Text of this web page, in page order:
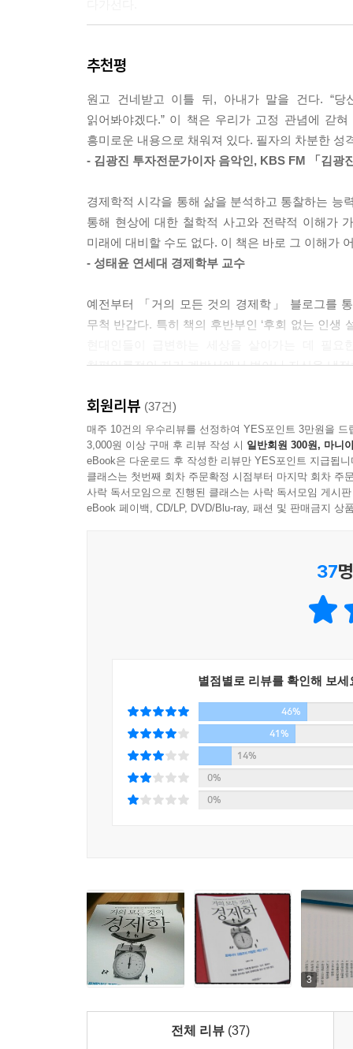
기한 결과이기 때문이다. 모든 자기 계발과 투자
다. ---p.226, 옥주현을 위한 변명
클린트 이스트우드가 멋진 건 그가 삶과 사람에
한 말이 아니라 행동으로 자신의 애티튜드를 보
기 위해서가 아니라 자기 자신 때문이다. 그것이
하다. ---p.248, 태도의 기술
눈치 빠른 사람이라면 알아챘겠지만, 연애라는
국 연애는 ‘내 가치를 잘 아는 사람은 나 자신’이
고, 명료하기로 이름난 사람은 카사노바다.
목소리가 뚜렷한 현직 트레이더 김동조의 까칠
추천평
원고 건네받고 이틀 뒤, 아내가 말을 건다. “
읽어봐야겠다.” 이 책은 우리가 고정 관념에 갇
흥미로운 내용으로 채워져 있다. 필자의 차분한 성
- 김광진 투자전문가이자 음악인, KBS FM 「김광
경제학적 시각을 통해 삶을 분석하고 통찰하는 능
통해 현상에 대한 철학적 사고와 전략적 이해가
미래에 대비할 수도 없다. 이 책은 바로 그 이해가
- 성태윤 연세대 경제학부 교수
예전부터 「거의 모든 것의 경제학」 블로그를
무척 반갑다. 특히 책의 후반부인 ‘후회 없는 인생
천편일률적인 자기 계발서에서 벗어나 자신을 냉
딜러 김동조는 잘 모른다. ‘돈 장사’에 문외한
까탈스럽지만 촉촉함이 배어난다. 경제 지표를 보
사안을 어물쩍 덮지 않아 속 시원하다. 종교와 성
거듭 박수를 보낸다.
회원리뷰 (37건)
매주 10건의 우수리뷰를 선정하여 YES포인트 3만원을 드
3,000원 이상 구매 후 리뷰 작성 시 일반회원 300원, 마니
eBook은 다운로드 후 작성한 리뷰만 YES포인트 지급됩니
클래스는 첫번째 회차 주문확정 시점부터 마지막 회차 주
사락 독서모임으로 진행된 클래스는 사락 독서모임 게시
eBook 페이백, CD/LP, DVD/Blu-ray, 패션 및 판매금지 상
37
별점별로 리뷰를 확인해 보세
46%
41%
14%
0%
0%
3
전체 리뷰 (37)